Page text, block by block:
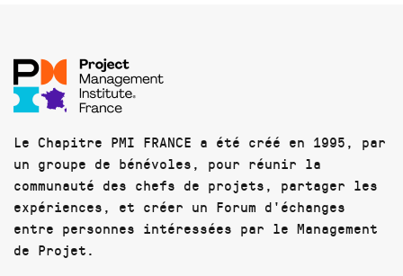
Le Chapitre PMI FRANCE a été créé en 1995, par
un groupe de bénévoles, pour réunir la
communauté des chefs de projets, partager les
expériences, et créer un Forum d'échanges
entre personnes intéressées par le Management
de Projet.